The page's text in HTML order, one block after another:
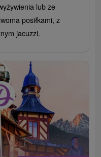
lub ze
posiłkami, z
jacuzzi.